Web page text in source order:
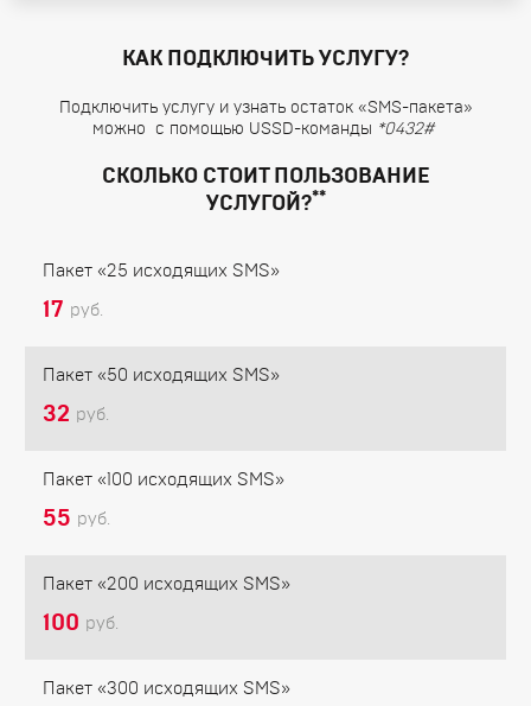
КАК ПОДКЛЮЧИТЬ УСЛУГУ?
Подключить услугу и узнать остаток «SMS-пакета»
можно с помощью USSD-команды *0432#
СКОЛЬКО СТОИТ ПОЛЬЗОВАНИЕ
УСЛУГОЙ?**
Пакет «25 исходящих SMS»
17 руб.
Пакет «50 исходящих SMS»
32 руб.
Пакет «100 исходящих SMS»
55 руб.
Пакет «200 исходящих SMS»
100 руб.
Пакет «300 исходящих SMS»